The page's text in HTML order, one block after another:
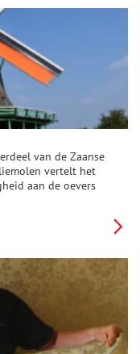
bijzondere
evenementen
van de Zaanse
vertelt het
aan de oevers